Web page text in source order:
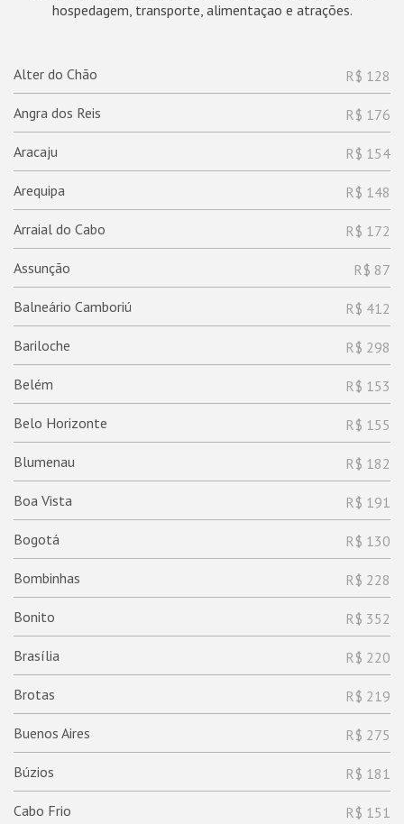
hospedagem, transporte, alimentaçao e atrações.
R$ 128
Alter do Chão
R$ 176
Angra dos Reis
R$ 154
Aracaju
R$ 148
Arequipa
R$ 172
Arraial do Cabo
R$ 87
Assunção
R$ 412
Balneário Camboriú
R$ 298
Bariloche
R$ 153
Belém
R$ 155
Belo Horizonte
R$ 182
Blumenau
R$ 191
Boa Vista
R$ 130
Bogotá
R$ 228
Bombinhas
R$ 352
Bonito
R$ 220
Brasília
R$ 219
Brotas
R$ 275
Buenos Aires
R$ 181
Búzios
R$ 151
Cabo Frio